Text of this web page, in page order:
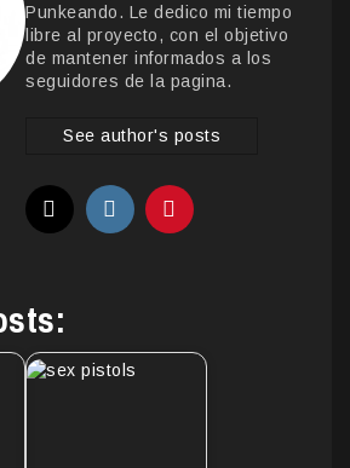
Punkeando. Le dedico mi tiempo
libre al proyecto, con el objetivo
de mantener informados a los
seguidores de la pagina.
See author's posts